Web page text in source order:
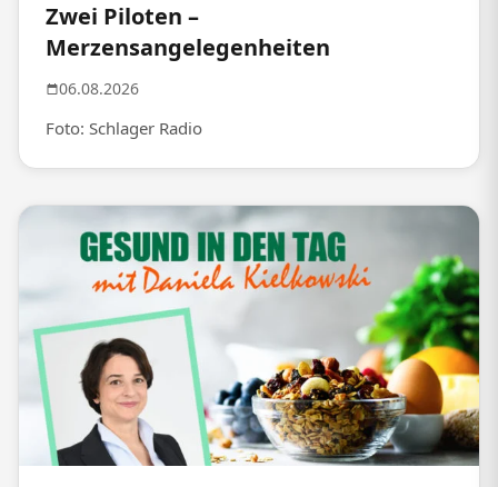
Zwei Piloten –
Merzensangelegenheiten
06.08.2026
Foto: Schlager Radio